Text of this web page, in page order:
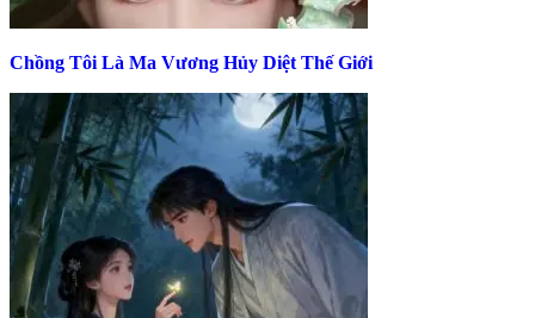
Chồng Tôi Là Ma Vương Hủy Diệt Thế Giới